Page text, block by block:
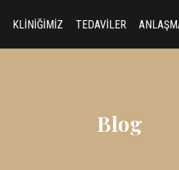
KLİNİĞİMİZ TEDAVİLER
Blog